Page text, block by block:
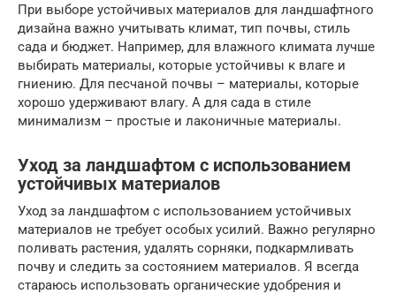
При выборе устойчивых материалов для ландшафтного
дизайна важно учитывать климат, тип почвы, стиль
сада и бюджет. Например, для влажного климата лучше
выбирать материалы, которые устойчивы к влаге и
гниению. Для песчаной почвы – материалы, которые
хорошо удерживают влагу. А для сада в стиле
минимализм – простые и лаконичные материалы.
Уход за ландшафтом с использованием
устойчивых материалов
Уход за ландшафтом с использованием устойчивых
материалов не требует особых усилий. Важно регулярно
поливать растения, удалять сорняки, подкармливать
почву и следить за состоянием материалов. Я всегда
стараюсь использовать органические удобрения и